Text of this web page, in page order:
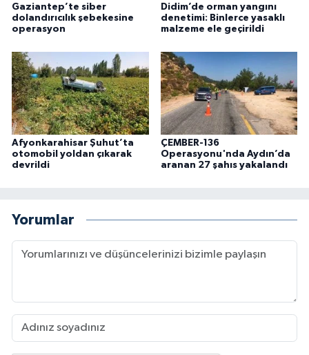
Gaziantep’te siber
dolandırıcılık şebekesine
operasyon
Didim’de orman yangını
denetimi: Binlerce yasaklı
malzeme ele geçirildi
Afyonkarahisar Şuhut’ta
otomobil yoldan çıkarak
devrildi
ÇEMBER-136
Operasyonu'nda Aydın’da
aranan 27 şahıs yakalandı
Yorumlar